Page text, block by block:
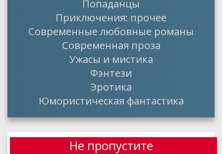
Попаданцы
Приключения: прочее
Современные любовные романы
Современная проза
Ужасы и мистика
Фэнтези
Эротика
Юмористическая фантастика
Не пропустите